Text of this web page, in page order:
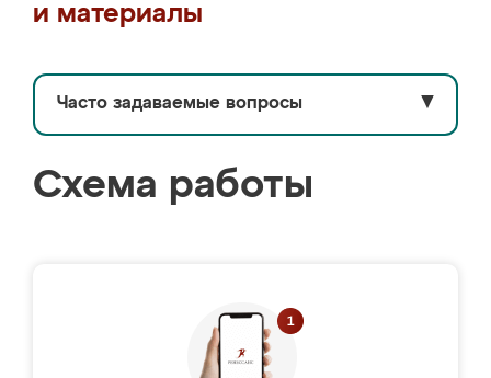
и материалы
Часто задаваемые вопросы ▼
Схема работы